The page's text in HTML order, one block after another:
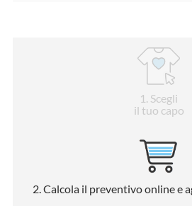
1 . Scegli
il tuo capo
2. Calcola il preventivo online e